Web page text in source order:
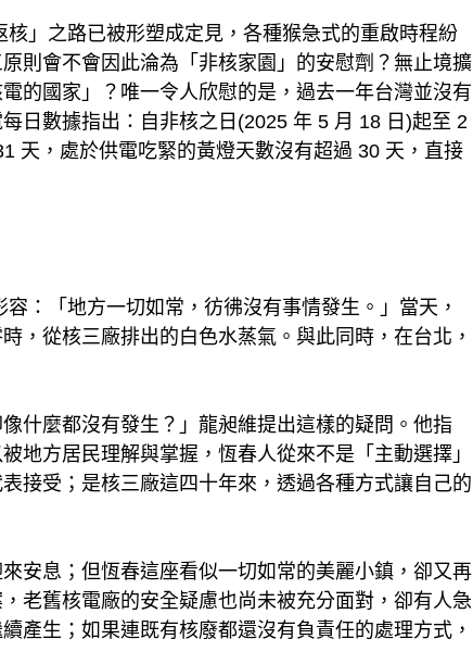
」之路已被形塑成定見，各種猴急式的重啟時程紛
則會不會因此淪為「非核家園」的安慰劑？無止境擴
的國家」？唯一令人欣慰的是，過去一年台灣並沒有
日數據指出：自非核之日(2025 年 5 月 18 日)起至 2
天，處於供電吃緊的黃燈天數沒有超過 30 天，直接
：「地方一切如常，彷彿沒有事情發生。」當天，
從核三廠排出的白色水蒸氣。與此同時，在台北，
什麼都沒有發生？」龍昶維提出這樣的疑問。他指
地方居民理解與掌握，恆春人從來不是「主動選擇」
接受；是核三廠這四十年來，透過各種方式讓自己的
安息；但恆春這座看似一切如常的美麗小鎮，卻又再
老舊核電廠的安全疑慮也尚未被充分面對，卻有人急
產生；如果連既有核廢都還沒有負責任的處理方式，